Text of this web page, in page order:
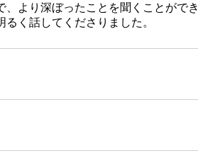
より深ぼったことを聞くことができ
く話してくださりました。